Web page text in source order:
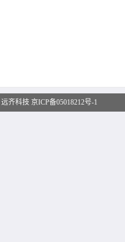
远齐科技 京ICP备05018212号-1